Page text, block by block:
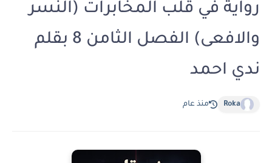
رواية في قلب المخابرات (النسر
والافعى) الفصل الثامن 8 بقلم
ندي احمد
Roka منذ عام